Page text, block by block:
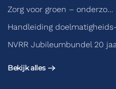
Zorg voor groen – onderzo…
Handleiding
NVRR Jubileumbundel 20
Bekijk alles